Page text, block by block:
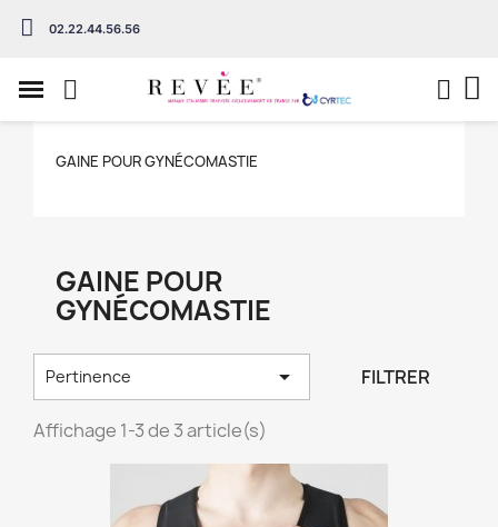
02.22.44.56.56
GAINE POUR GYNÉCOMASTIE
GAINE POUR
GYNÉCOMASTIE
Pertinence  FILTRER
Affichage 1-3 de 3 article(s)